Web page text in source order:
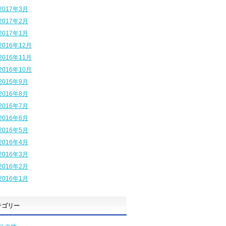
年3月
年2月
年1月
年12月
年11月
年10月
年9月
年8月
年7月
年6月
年5月
年4月
年3月
年2月
年1月
ゴリー